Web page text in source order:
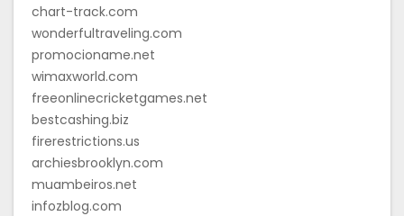
chart-track.com
wonderfultraveling.com
promocioname.net
wimaxworld.com
freeonlinecricketgames.net
bestcashing.biz
firerestrictions.us
archiesbrooklyn.com
muambeiros.net
infozblog.com